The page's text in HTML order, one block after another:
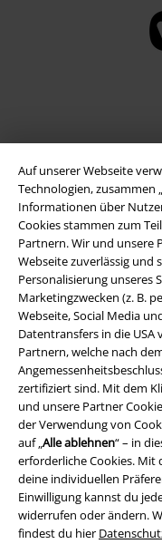
Auf unserer Webseite
Technologien, zusammen
Informationen über
Cookies stammen zum
Partnern. Wir und unsere
Webseite zuverlässig und
Personalisierung unseres
Marketingzwecken (z. B.
Webseite, Social Media
Datentransfers in die
Partnern, welche nach
zertifiziert sind. Mit dem
und unsere Partner
der Verwendung von
auf „Alle ablehnen“ – in
erforderliche Cookies. Mit
deine individuellen
Einwilligung kannst du
widerrufen oder ändern.
findest du hier
Rechtliches
AGB
Impressum
Datenschutz
Entsorgung und
Konformitätserklärung
Information zur
Cookie-Einstellungen